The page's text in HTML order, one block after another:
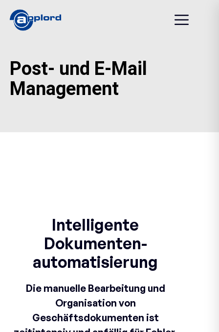
Post- und E-Mail
Management
Intelligente
Dokumenten-
automatisierung
Die manuelle Bearbeitung und
Organisation von
Geschäftsdokumenten ist